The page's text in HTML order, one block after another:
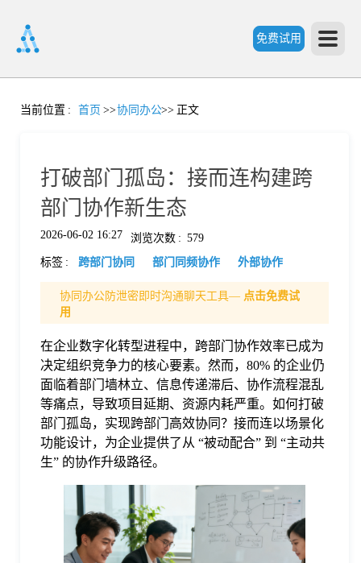
免费试用
首
价
格
当前位置 : 首页 >>协同办公>> 正文
打破部门孤岛：接而连构建跨
部门协作新生态
2026-06-02 16:27 浏览次数 : 579
标签 : 跨部门协同 部门同频协作 外部协作
协同办公防泄密即时沟通聊天工具— 点击免费试
用
在企业数字化转型进程中，跨部门协作效率已成为
决定组织竞争力的核心要素。然而，80% 的企业仍
面临着部门墙林立、信息传递滞后、协作流程混乱
等痛点，导致项目延期、资源内耗严重。如何打破
部门孤岛，实现跨部门高效协同？接而连以场景化
功能设计，为企业提供了从 “被动配合” 到 “主动共
生” 的协作升级路径。